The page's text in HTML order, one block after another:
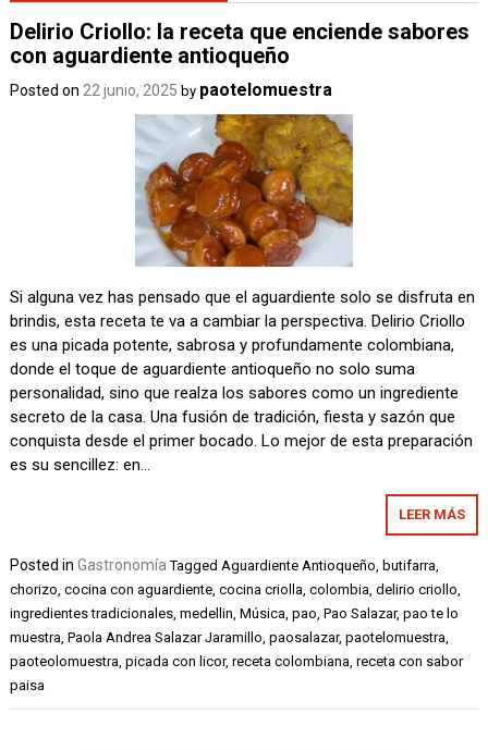
Delirio Criollo: la receta que enciende sabores
con aguardiente antioqueño
Posted on 22 junio, 2025 by paotelomuestra
Si alguna vez has pensado que el aguardiente solo se disfruta en
brindis, esta receta te va a cambiar la perspectiva. Delirio Criollo
es una picada potente, sabrosa y profundamente colombiana,
donde el toque de aguardiente antioqueño no solo suma
personalidad, sino que realza los sabores como un ingrediente
secreto de la casa. Una fusión de tradición, fiesta y sazón que
conquista desde el primer bocado. Lo mejor de esta preparación
es su sencillez: en…
LEER MÁS
Posted inGastronomía TaggedAguardiente Antioqueño, butifarra,
chorizo,cocina con aguardiente,cocina criolla,colombia,delirio criollo,
ingredientes tradicionales,medellin,Música,pao,Pao Salazar,pao te lo
muestra,Paola Andrea Salazar Jaramillo,paosalazar,paotelomuestra,
paoteolomuestra,picada con licor,receta colombiana,receta con sabor
paisa